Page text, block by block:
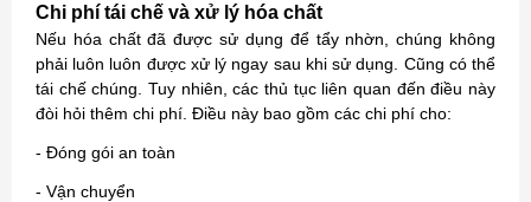
Chi phí tái chế và xử lý hóa chất
Nếu hóa chất đã được sử dụng để tẩy nhờn, chúng không
phải luôn luôn được xử lý ngay sau khi sử dụng. Cũng có thể
tái chế chúng. Tuy nhiên, các thủ tục liên quan đến điều này
đòi hỏi thêm chi phí. Điều này bao gồm các chi phí cho:
- Đóng gói an toàn
- Vận chuyển